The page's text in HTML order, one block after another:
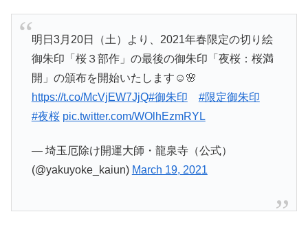
明日3月20日（土）より、2021年春限定の切り絵
御朱印「桜３部作」の最後の御朱印「夜桜：桜満
開」の頒布を開始いたします☺️🌸
https://t.co/McVjEW7JjQ#御朱印
#限定御朱印
#夜桜 pic.twitter.com/WOlhEzmRYL
— 埼玉厄除け開運大師・龍泉寺（公式）
(@yakuyoke_kaiun) March 19, 2021